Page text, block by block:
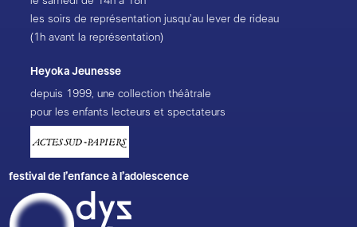
les soirs de représentation jusqu’au lever de rideau
(1h avant la représentation)
Heyoka Jeunesse
depuis 1999, une collection théâtrale
pour les enfants lecteurs et spectateurs
festival de l’enfance à l’adolescence